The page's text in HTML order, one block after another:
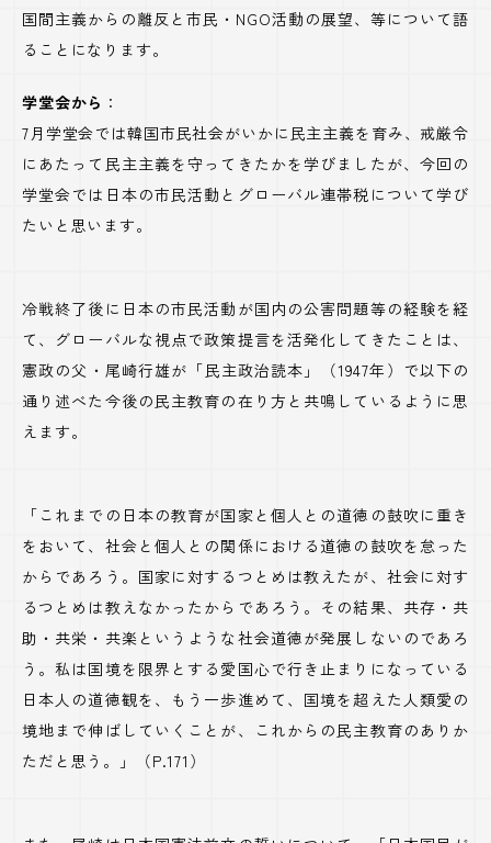
国間主義からの離反と市民・NGO活動の展望、等について語
ることになります。
学堂会から ：
7月学堂会では韓国市民社会がいかに民主主義を育み、戒厳令
にあたって民主主義を守ってきたかを学びましたが、今回の
学堂会では日本の市民活動とグローバル連帯税について学び
たいと思います。
冷戦終了後に日本の市民活動が国内の公害問題等の経験を経
て、グローバルな視点で政策提言を活発化してきたことは、
憲政の父・尾崎行雄が「民主政治読本」（1947年）で以下の
通り述べた今後の民主教育の在り方と共鳴しているように思
えます。
「これまでの日本の教育が国家と個人との道徳の鼓吹に重き
をおいて、社会と個人との関係における道徳の鼓吹を怠った
からであろう。国家に対するつとめは教えたが、社会に対す
るつとめは教えなかったからであろう。その結果、共存・共
助・共栄・共楽というような社会道徳が発展しないのであろ
う。私は国境を限界とする愛国心で行き止まりになっている
日本人の道徳観を、もう一歩進めて、国境を超えた人類愛の
境地まで伸ばしていくことが、これからの民主教育のありか
ただと思う。」（P.171）